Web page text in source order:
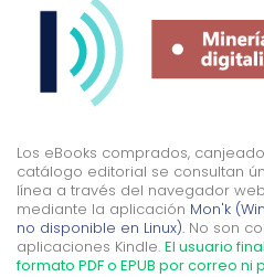
Los eBooks comprados,
catálogo editorial se consultan
línea a través del navegador
mediante la aplicación Mon'k
no disponible en Linux). No son
aplicaciones Kindle. El usuario
formato PDF o EPUB por correo